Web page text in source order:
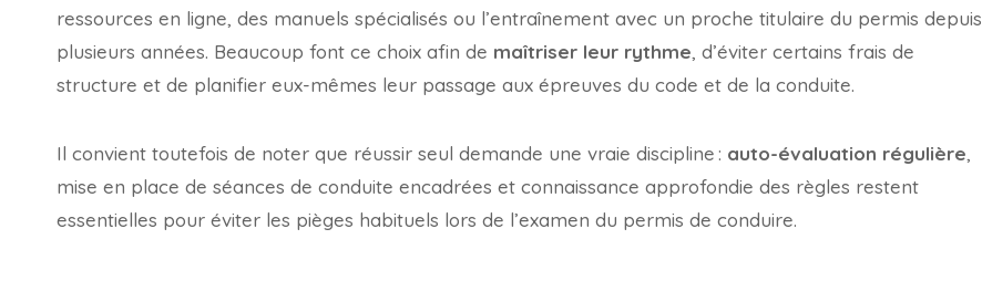
ressources en ligne, des manuels spécialisés ou l’entraînement avec un proche titulaire du permis depuis
plusieurs années. Beaucoup font ce choix afin de maîtriser leur rythme, d’éviter certains frais de
structure et de planifier eux-mêmes leur passage aux épreuves du code et de la conduite.
Il convient toutefois de noter que réussir seul demande une vraie discipline : auto-évaluation régulière,
mise en place de séances de conduite encadrées et connaissance approfondie des règles restent
essentielles pour éviter les pièges habituels lors de l’examen du permis de conduire.